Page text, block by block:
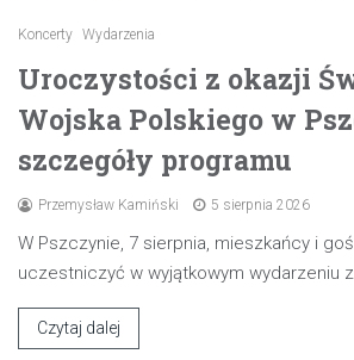
Koncerty Wydarzenia
Uroczystości z okazji
Wojska Polskiego w
szczegóły programu
Przemysław Kamiński 5 sierpnia 2026
W Pszczynie, 7 sierpnia, mieszkańcy i
uczestniczyć w wyjątkowym wydarzeniu
Czytaj dalej